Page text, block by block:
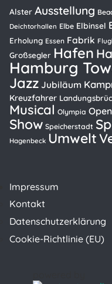
Impressum
Kontakt
Datenschutzerklärung
Cookie-Richtlinie (EU)
Alster Ausstellung
Deichtorhallen Elbe Elbinsel
Erholung Essen Fabrik
Großsegler Hafen
Hamburg
Jazz Jubiläum
Kreuzfahrer
Musical Olympia
Show Speicherstadt
Hagenbeck Umwelt